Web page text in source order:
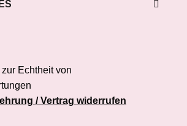
zur Echtheit von
/ Vertrag widerrufen